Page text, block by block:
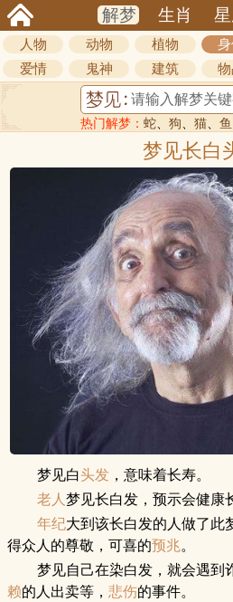
解梦 生肖
人物 动物 植物
爱情
鬼神 建筑
热门解梦： 蛇、 狗、 猫、 鱼
梦见长白
梦见白头发，意味着长寿。
老人梦见长白发，预示会健康
年纪大到该长白发的人做了此
得众人的尊敬，可喜的预兆。
梦见自己在染白发，就会遇到
赖的人出卖等，悲伤的事件。